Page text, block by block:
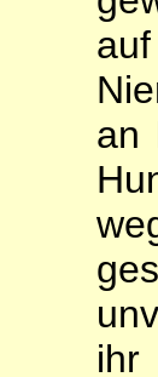
an
ihr